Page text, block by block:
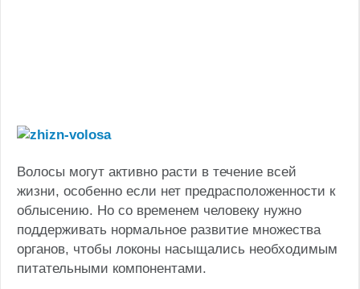
Волосы могут активно расти в течение всей
жизни, особенно если нет предрасположенности к
облысению. Но со временем человеку нужно
поддерживать нормальное развитие множества
органов, чтобы локоны насыщались необходимым
питательными компонентами.